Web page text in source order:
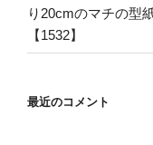
り20cmのマチの型
【1532】
最近のコメント